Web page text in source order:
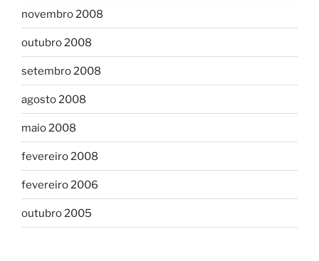
novembro 2008
outubro 2008
setembro 2008
agosto 2008
maio 2008
fevereiro 2008
fevereiro 2006
outubro 2005